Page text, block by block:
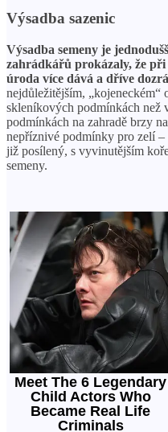
Výsadba sazenic
Výsadba semeny je
zahrádkářů prokázaly, že při
úroda více dává a dříve
nejdůležitějším, „kojeneckém“
skleníkových podmínkách než
podmínkách na zahradě brzy
nepříznivé podmínky pro zelí –
již posílený, s vyvinutějším
semeny.